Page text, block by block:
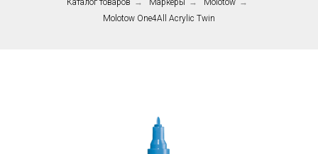
Каталог товаров → Маркеры → Molotow →
Molotow One4All Acrylic Twin